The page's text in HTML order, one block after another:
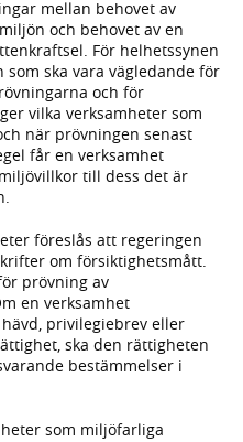
mellan behovet av
och behovet av en
För helhetssynen
ska vara vägledande för
och för
vilka verksamheter som
när prövningen senast
får en verksamhet
till dess det är
föreslås att regeringen
om försiktighetsmått.
prövning av
en verksamhet
privilegiebrev eller
ska den rättigheten
bestämmelser i
som miljöfarliga